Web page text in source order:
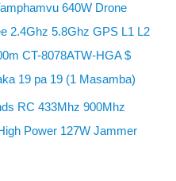
640W Drone
2.4Ghz 5.8Ghz GPS L1 L2
CT-8078ATW-HGA $
19 pa 19 (1 Masamba)
RC 433Mhz 900Mhz
Power 127W Jammer